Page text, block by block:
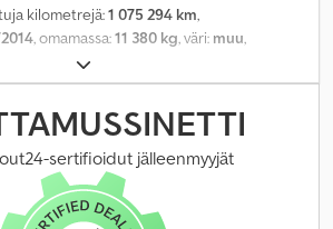
kilometrejä:1 075 294 km,
, omamassa:11 380 kg, väri: muu,
, jarrut:
diesel, päästöluokka:Euro 5,
hv), jousitus: ilma , istuimien määrä:2
ABS, ajoneuvotietokone, ilmastointi,
lukko,
sertifioidut jälleenmyyjät